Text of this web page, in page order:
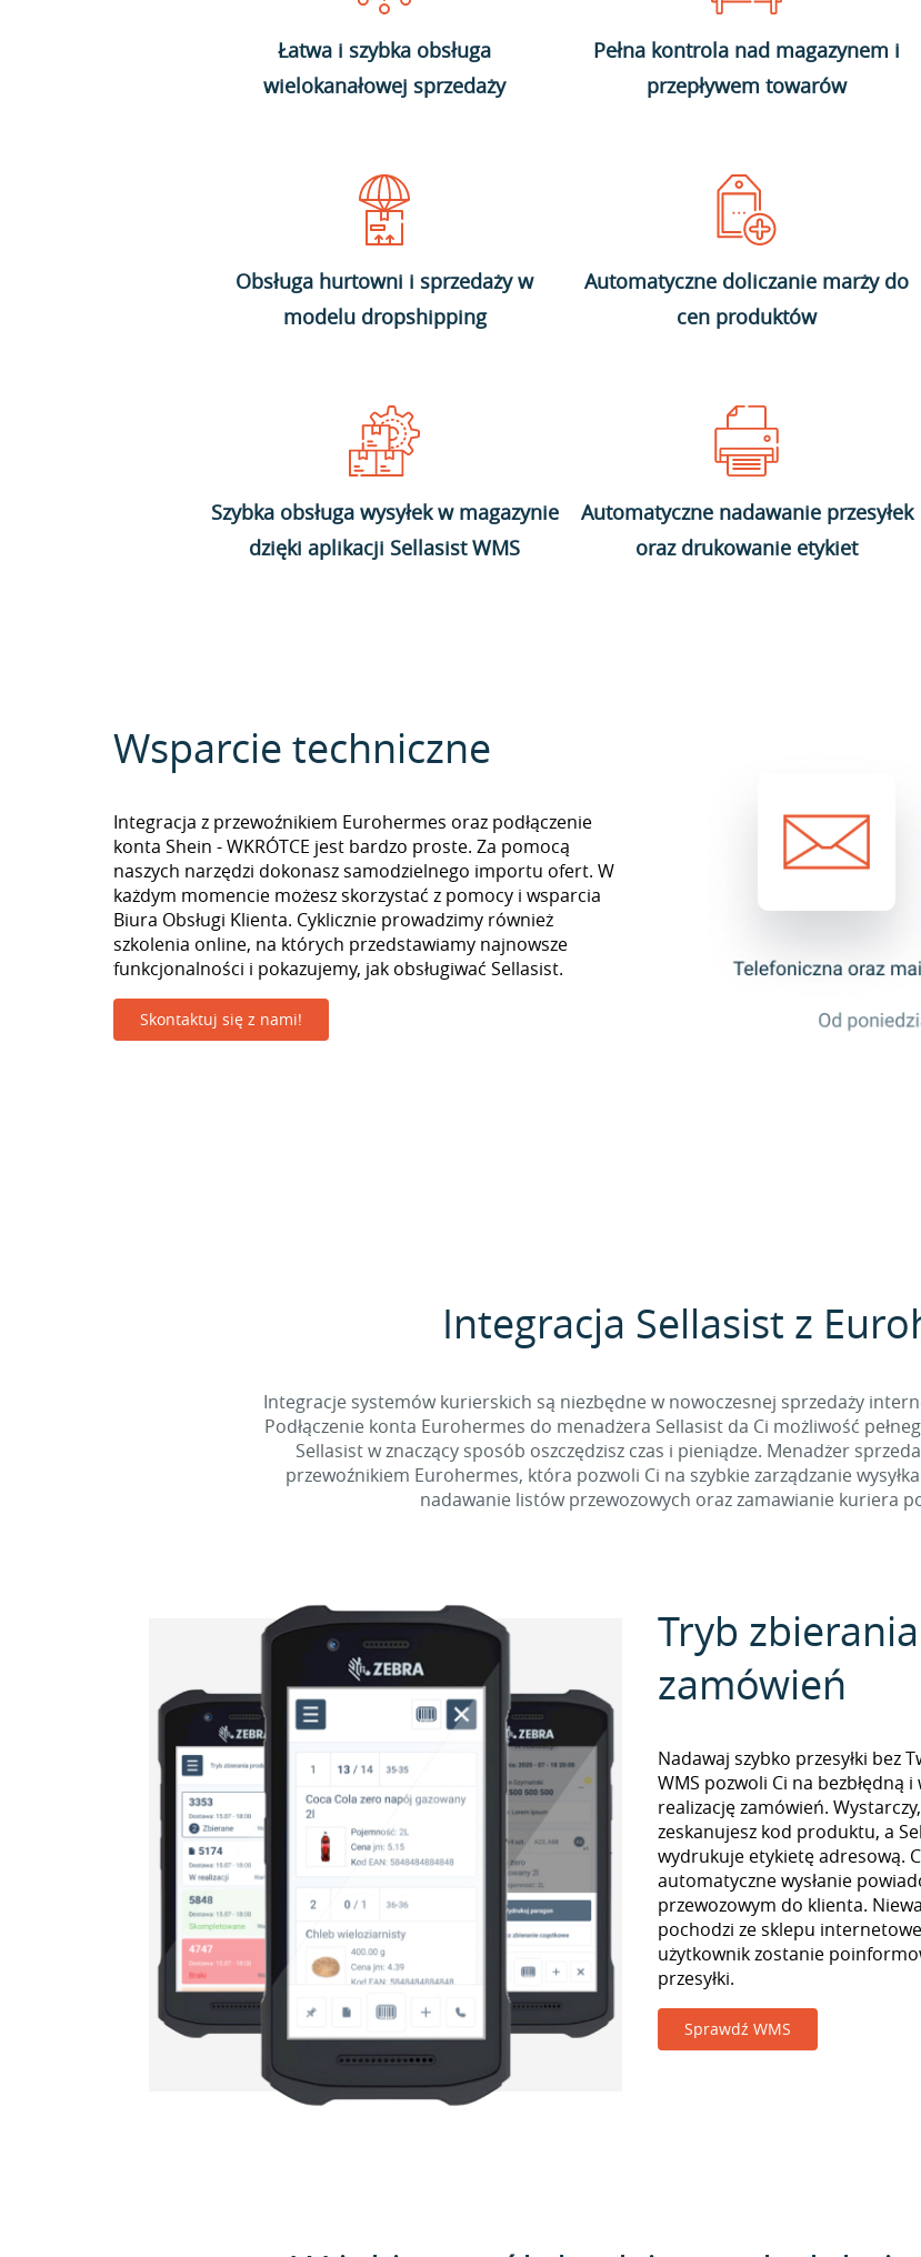
Łatwa i szybka obsługa
wielokanałowej sprzedaży
Pełna kontrola nad magazynem i
przepływem towarów
Obsługa hurtowni i sprzedaży w
modelu dropshipping
Automatyczne doliczanie marży do
cen produktów
Szybka obsługa wysyłek w magazynie
dzięki aplikacji Sellasist WMS
Automatyczne nadawanie przesyłek
oraz drukowanie etykiet
Wsparcie techniczne
Integracja z przewoźnikiem Eurohermes oraz podłączenie
konta Shein - WKRÓTCE jest bardzo proste. Za pomocą
naszych narzędzi dokonasz samodzielnego importu ofert. W
każdym momencie możesz skorzystać z pomocy i wsparcia
Biura Obsługi Klienta. Cyklicznie prowadzimy również
szkolenia online, na których przedstawiamy najnowsze
funkcjonalności i pokazujemy, jak obsługiwać Sellasist.
Skontaktuj się z nami!
Integracja Sellasist z
Integracje systemów kurierskich są niezbędne w nowoczesnej sprzedaży
Podłączenie konta Eurohermes do menadżera Sellasist da Ci możliwość
Sellasist w znaczący sposób oszczędzisz czas i pieniądze. Menadżer
przewoźnikiem Eurohermes, która pozwoli Ci na szybkie zarządzanie
nadawanie listów przewozowych oraz zamawianie kuriera
Tryb
zamówień
Nadawaj szybko przesyłki bez
WMS pozwoli Ci na bezbłędną
realizację zamówień.
zeskanujesz kod produktu, a
wydrukuje etykietę adresową.
automatyczne wysłanie
przewozowym do klienta.
pochodzi ze sklepu
użytkownik zostanie
przesyłki.
Sprawdź WMS